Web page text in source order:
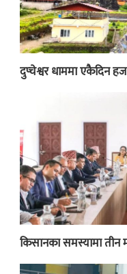
दुप्चेश्वर धाममा एकैदिन
किसानका समस्यामा तीन